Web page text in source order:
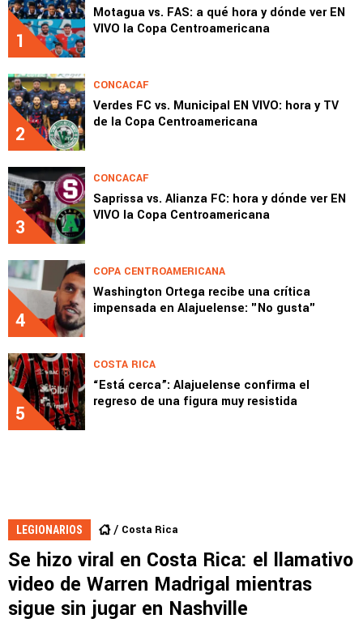
1
Motagua vs. FAS: a qué hora y dónde ver EN
VIVO la Copa Centroamericana
2
CONCACAF
Verdes FC vs. Municipal EN VIVO: hora y TV
de la Copa Centroamericana
3
CONCACAF
Saprissa vs. Alianza FC: hora y dónde ver EN
VIVO la Copa Centroamericana
4
COPA CENTROAMERICANA
Washington Ortega recibe una crítica
impensada en Alajuelense: "No gusta"
5
COSTA RICA
“Está cerca”: Alajuelense confirma el
regreso de una figura muy resistida
LEGIONARIOS Costa Rica
Se hizo viral en Costa Rica: el llamativo
video de Warren Madrigal mientras
sigue sin jugar en Nashville